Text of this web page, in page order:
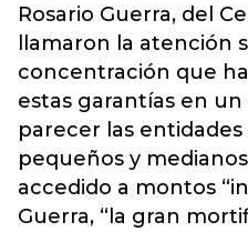
Rosario Guerra, del
llamaron la atención
concentración que
estas garantías en
parecer las
pequeños y
accedido a montos
Guerra, “la gran